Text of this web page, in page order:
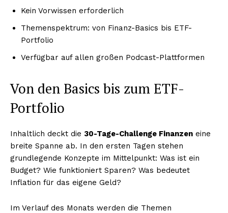
Kein Vorwissen erforderlich
Themenspektrum: von Finanz-Basics bis ETF-
Portfolio
Verfügbar auf allen großen Podcast-Plattformen
Von den Basics bis zum ETF-
Portfolio
Inhaltlich deckt die 30-Tage-Challenge Finanzen eine
breite Spanne ab. In den ersten Tagen stehen
grundlegende Konzepte im Mittelpunkt: Was ist ein
Budget? Wie funktioniert Sparen? Was bedeutet
Inflation für das eigene Geld?
Im Verlauf des Monats werden die Themen